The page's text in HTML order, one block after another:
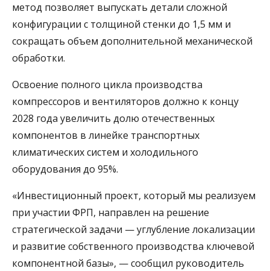
метод позволяет выпускать детали сложной
конфигурации с толщиной стенки до 1,5 мм и
сокращать объем дополнительной механической
обработки.
Освоение полного цикла производства
компрессоров и вентиляторов должно к концу
2028 года увеличить долю отечественных
компонентов в линейке транспортных
климатических систем и холодильного
оборудования до 95%.
«Инвестиционный проект, который мы реализуем
при участии ФРП, направлен на решение
стратегической задачи — углубление локализации
и развитие собственного производства ключевой
компонентной базы», — сообщил руководитель